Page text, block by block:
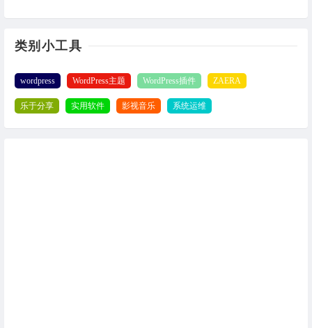
类别小工具
wordpress WordPress主题 WordPress插件 ZAERA
乐于分享 实用软件 影视音乐 系统运维